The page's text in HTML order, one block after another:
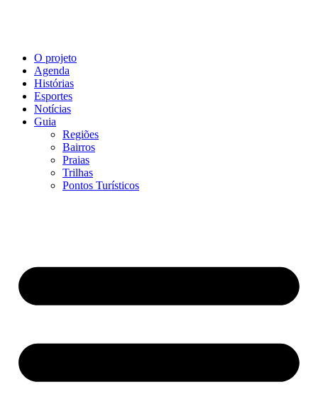
O projeto
Agenda
Histórias
Esportes
Notícias
Guia
Regiões
Bairros
Praias
Trilhas
Pontos Turísticos